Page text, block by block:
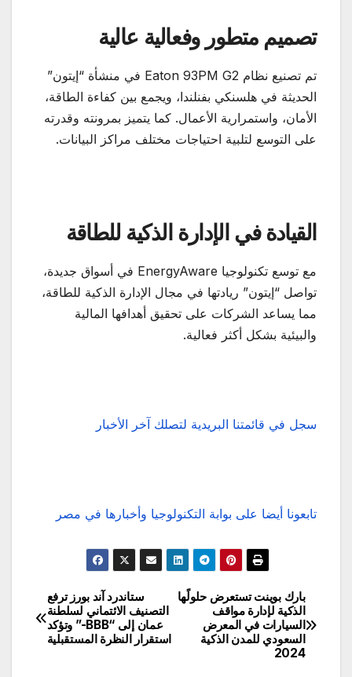
تصميم متطور وفعالية عالية
تم تصنيع نظام Eaton 93PM G2 في منشأة “إيتون”
الحديثة في هلسنكي بفنلندا، ويجمع بين كفاءة الطاقة،
الأمان، واستمرارية الأعمال. كما يتميز بمرونته وقدرته
على التوسع لتلبية احتياجات مختلف مراكز البيانات.
القيادة في الإدارة الذكية للطاقة
مع توسع تكنولوجيا EnergyAware في أسواق جديدة،
تواصل “إيتون” ريادتها في مجال الإدارة الذكية للطاقة،
مما يساعد الشركات على تحقيق أهدافها المالية
والبيئية بشكل أكثر فعالية.
سجل في قائمتنا البريدية لتصلك آخر الأخبار
تابعونا أيضا على بوابة التكنولوجيا وأخبارها في مصر
تصفّح
المقالات
ستاندرد آند بورز ترفع
التصنيف الائتماني لسلطنة
عمان إلى “BBB-” وتؤكد
استقرار النظرة المستقبلية
بارك بوينت تستعرض حلولًها
الذكية لإدارة مواقف
السيارات في المعرض
السعودي للمدن الذكية
2024